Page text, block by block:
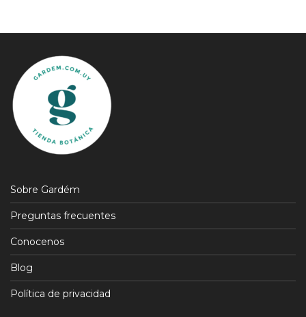
Sobre Gardém
Preguntas frecuentes
Conocenos
Blog
Política de privacidad